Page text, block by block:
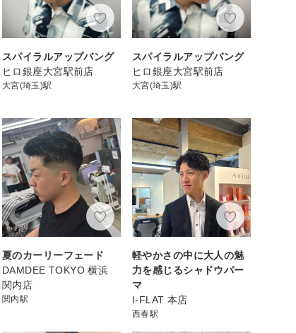
スパイラルアップバング
ヒロ銀座大宮駅前店
大宮(埼玉)駅
スパイラルアップバング
ヒロ銀座大宮駅前店
大宮(埼玉)駅
夏のカーリーフェード
DAMDEE TOKYO 横浜
関内店
関内駅
軽やかさの中に大人の魅
力を感じるシャドウパー
マ
I-FLAT 本店
西春駅